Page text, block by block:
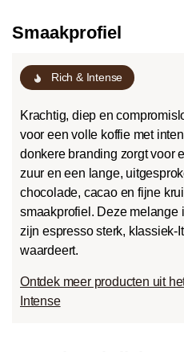
Smaakprofiel
Rich & Intense
Krachtig, diep en
voor een volle koffie met
donkere branding zorgt voor
zuur en een lange,
chocolade, cacao en fijne
smaakprofiel. Deze melange
zijn espresso sterk, klassiek-
waardeert.
Ontdek meer producten uit
Intense